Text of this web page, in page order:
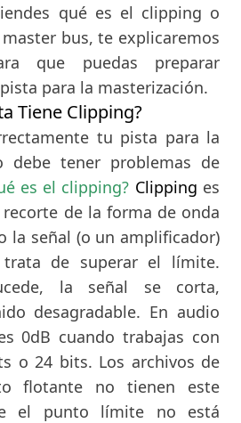
qué es el clipping o
bus, te explicaremos
que puedas preparar
para la masterización.
Tiene Clipping?
tu pista para la
debe tener problemas de
es el clipping? Clipping es
de la forma de onda
la señal (o un amplificador)
trata de superar el límite.
la señal se corta,
desagradable. En audio
0dB cuando trabajas con
o 24 bits. Los archivos de
flotante no tienen este
el punto límite no está